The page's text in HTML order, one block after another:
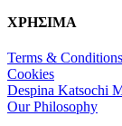
ΧΡΗΣΙΜΑ
Terms & Conditions
Cookies
Despina Katsochi
Our Philosophy